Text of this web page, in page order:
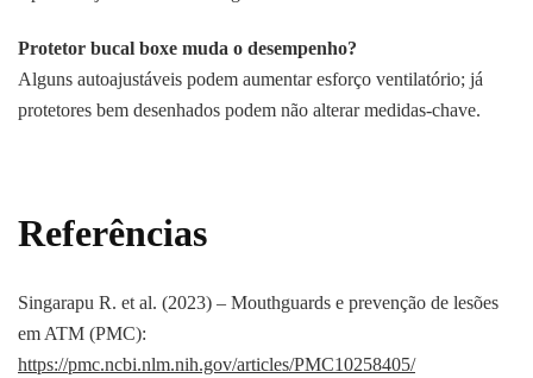
Protetor bucal boxe muda o desempenho?
Alguns autoajustáveis podem aumentar esforço ventilatório; já
protetores bem desenhados podem não alterar medidas-chave.
Referências
Singarapu R. et al. (2023) – Mouthguards e prevenção de lesões
em ATM (PMC):
https://pmc.ncbi.nlm.nih.gov/articles/PMC10258405/